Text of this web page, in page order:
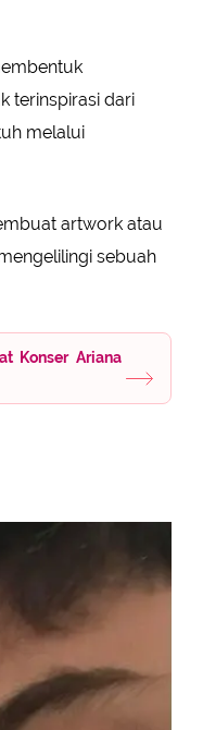
terinspirasi dari
melalui
artwork atau
sebuah
Konser Ariana